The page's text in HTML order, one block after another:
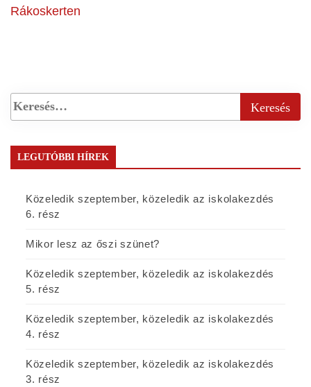
Rákoskerten
LEGUTÓBBI HÍREK
Közeledik szeptember, közeledik az iskolakezdés
6. rész
Mikor lesz az őszi szünet?
Közeledik szeptember, közeledik az iskolakezdés
5. rész
Közeledik szeptember, közeledik az iskolakezdés
4. rész
Közeledik szeptember, közeledik az iskolakezdés
3. rész